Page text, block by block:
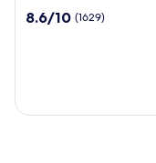
จอห์นส
8.6
8.6/10 (1629)